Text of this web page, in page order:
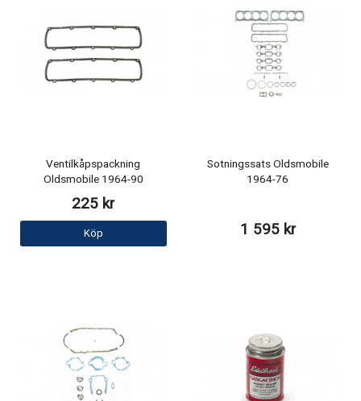
Ventilkåpspackning
Oldsmobile 1964-90
225 kr
Köp
Sotningssats Oldsmobile
1964-76
1 595 kr